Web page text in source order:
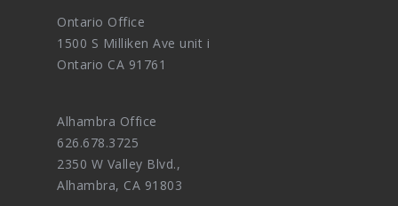
Ontario Office
1500 S Milliken Ave unit i
Ontario CA 91761
Alhambra Office
626.678.3725
2350 W Valley Blvd.,
Alhambra, CA 91803